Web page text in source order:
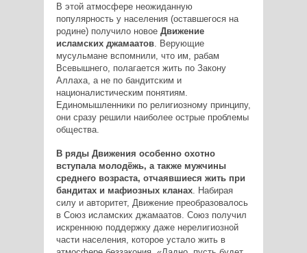
В этой атмосфере неожиданную
популярность у населения (оставшегося на
родине) получило новое Движение
исламских джамаатов. Верующие
мусульмане вспомнили, что им, рабам
Всевышнего, полагается жить по Закону
Аллаха, а не по бандитским и
националистическим понятиям.
Единомышленники по религиозному принципу,
они сразу решили наиболее острые проблемы
общества.
В ряды Движения особенно охотно
вступала молодёжь, а также мужчины
среднего возраста, отчаявшиеся жить при
бандитах и мафиозных кланах. Набирая
силу и авторитет, Движение преобразовалось
в Союз исламских джамаатов. Союз получил
искреннюю поддержку даже нерелигиозной
части населения, которое устало жить в